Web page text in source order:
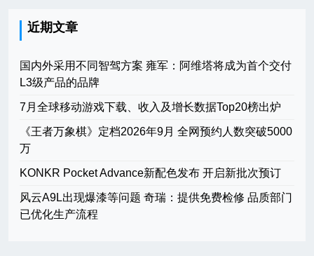
近期文章
国内外采用不同智驾方案 雍军：阿维塔将成为首个交付
L3级产品的品牌
7月全球移动游戏下载、收入及增长数据Top20榜出炉
《王者万象棋》定档2026年9月 全网预约人数突破5000
万
KONKR Pocket Advance新配色发布 开启新批次预订
风云A9L出现爆漆等问题 奇瑞：提供免费检修 品质部门
已优化生产流程